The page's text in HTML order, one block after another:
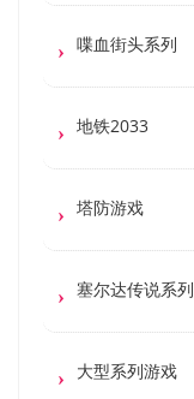
喋血街头系列
地铁2033
塔防游戏
塞尔达传说系列
大型系列游戏